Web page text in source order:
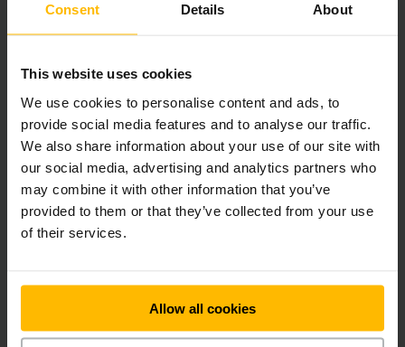
Consent Details About
This website uses cookies
We use cookies to personalise content and ads, to
provide social media features and to analyse our traffic.
We also share information about your use of our site with
our social media, advertising and analytics partners who
may combine it with other information that you’ve
provided to them or that they’ve collected from your use
of their services.
Allow all cookies
找到操作位置，扶手和方向盘可以单独调整而不费力气，更宽敞
的座椅对驾驶员的驾驶体验也非常友好。值得一提的还设有ETV
到毫米，所有的操作功能一目了然。
ETV 216i的革命性设计始终为您的驾驶员提供出色的全方位视
野。由于集成的锂电池无需电瓶槽，叉车方向的可视性不再受到
限制，负载和轮辐完全可见。借助两个手柄和面积较大的踩踏台
阶，操作员可实现符合人体工程学的三点式上升。额外的安全功
能还可以保护驾驶员作业时的安全。